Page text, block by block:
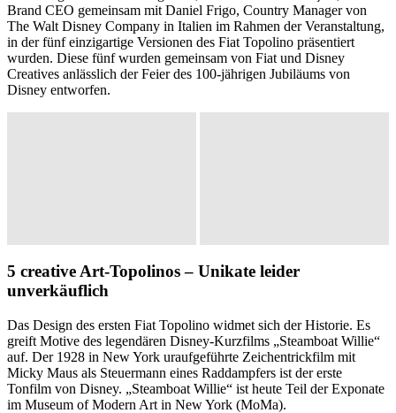
Brand CEO gemeinsam mit Daniel Frigo, Country Manager von
The Walt Disney Company in Italien im Rahmen der Veranstaltung,
in der fünf einzigartige Versionen des Fiat Topolino präsentiert
wurden. Diese fünf wurden gemeinsam von Fiat und Disney
Creatives anlässlich der Feier des 100-jährigen Jubiläums von
Disney entworfen.
5 creative Art-Topolinos – Unikate leider
unverkäuflich
Das Design des ersten Fiat Topolino widmet sich der Historie. Es
greift Motive des legendären Disney-Kurzfilms „Steamboat Willie“
auf. Der 1928 in New York uraufgeführte Zeichentrickfilm mit
Micky Maus als Steuermann eines Raddampfers ist der erste
Tonfilm von Disney. „Steamboat Willie“ ist heute Teil der Exponate
im Museum of Modern Art in New York (MoMa).